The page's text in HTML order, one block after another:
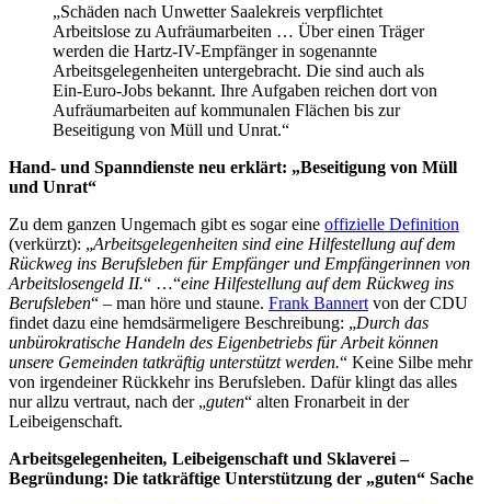
„Schäden nach Unwetter Saalekreis verpflichtet
Arbeitslose zu Aufräumarbeiten … Über einen Träger
werden die Hartz-IV-Empfänger in sogenannte
Arbeitsgelegenheiten untergebracht. Die sind auch als
Ein-Euro-Jobs bekannt. Ihre Aufgaben reichen dort von
Aufräumarbeiten auf kommunalen Flächen bis zur
Beseitigung von Müll und Unrat.“
Hand- und Spanndienste neu erklärt: „Beseitigung von Müll
und Unrat“
Zu dem ganzen Ungemach gibt es sogar eine offizielle Definition
(verkürzt): „Arbeitsgelegenheiten sind eine Hilfestellung auf dem
Rückweg ins Berufsleben für Empfänger und Empfängerinnen von
Arbeitslosengeld II.“ …“eine Hilfestellung auf dem Rückweg ins
Berufsleben“ – man höre und staune. Frank Bannert von der CDU
findet dazu eine hemdsärmeligere Beschreibung: „Durch das
unbürokratische Handeln des Eigenbetriebs für Arbeit können
unsere Gemeinden tatkräftig unterstützt werden.“ Keine Silbe mehr
von irgendeiner Rückkehr ins Berufsleben. Dafür klingt das alles
nur allzu vertraut, nach der „guten“ alten Fronarbeit in der
Leibeigenschaft.
Arbeitsgelegenheiten, Leibeigenschaft und Sklaverei –
Begründung: Die tatkräftige Unterstützung der „guten“ Sache